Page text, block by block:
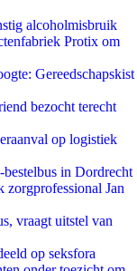
alcoholmisbruik
Protix om
Gereedschapskist
bezocht terecht
op logistiek
in Dordrecht
Jan
vraagt uitstel van
op seksfora